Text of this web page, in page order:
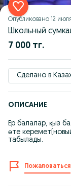
Опубликовано 12
Школьный
7 000 тг.
Сделано в
ОПИСАНИЕ
Ер балалар, қыз
өте
табылады.
Пожаловаться